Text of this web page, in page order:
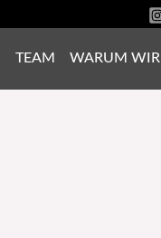
TEAM WARUM WIR